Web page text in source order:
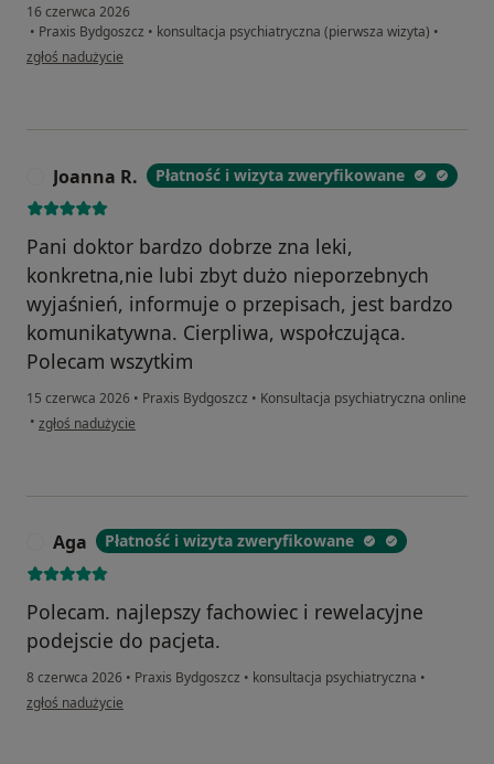
16 czerwca 2026
• Praxis Bydgoszcz • konsultacja psychiatryczna (pierwsza wizyta) •
w opinii użytkownika Z.K.
zgłoś nadużycie
Joanna R. Płatność i wizyta zweryfikowane
Pani doktor bardzo dobrze zna leki,
konkretna,nie lubi zbyt dużo nieporzebnych
wyjaśnień, informuje o przepisach, jest bardzo
komunikatywna. Cierpliwa, wspołczująca.
Polecam wszytkim
15 czerwca 2026 • Praxis Bydgoszcz • Konsultacja psychiatryczna online
• w opinii użytkownika Joanna R.
zgłoś nadużycie
Aga Płatność i wizyta zweryfikowane
Polecam. najlepszy fachowiec i rewelacyjne
podejscie do pacjeta.
8 czerwca 2026 • Praxis Bydgoszcz • konsultacja psychiatryczna •
w opinii użytkownika Aga
zgłoś nadużycie